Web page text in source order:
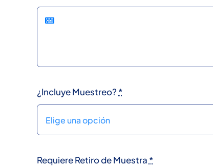
¿Incluye Muestreo? *
Requiere Retiro de Muestra *